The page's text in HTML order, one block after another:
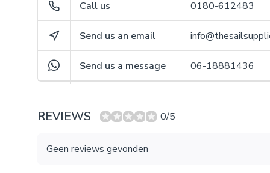
Call us 0180-612483
Send us an email
Send us a message 06-18881436
REVIEWS 0/5
Geen reviews gevonden